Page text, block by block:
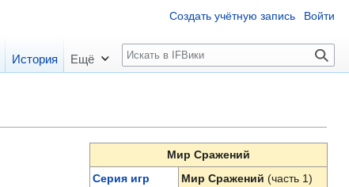
Мир Сражений
Серия игр
Мир Сражений (часть 1)
Создать учётную запись Войти
История Ещё
П
о
к